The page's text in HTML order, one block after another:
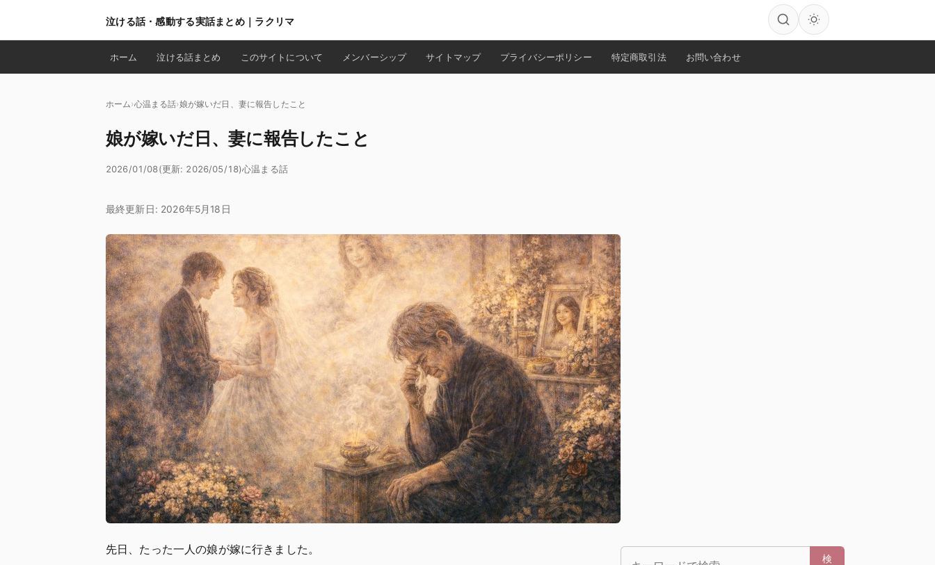
泣ける話・感動する実話まとめ｜ラクリマ
検索
ホーム 泣ける話まとめ このサイトについて メンバーシップ サイトマップ プライバシーポリシー 特定商取引法 お問い合わせ
ホーム 心温まる話 娘が嫁いだ日、妻に報告したこと
娘が嫁いだ日、妻に報告したこと
2026/01/08(更新: 2026/05/18)心温まる話
最終更新日: 2026年5月18日
先日、たった一人の娘が嫁に行きました。
検